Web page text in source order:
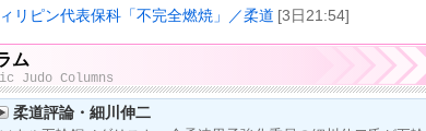
リピン代表保科「不完全燃焼」／柔道 [3日21:54]
ム
Judo Columns
柔道評論・細川伸二